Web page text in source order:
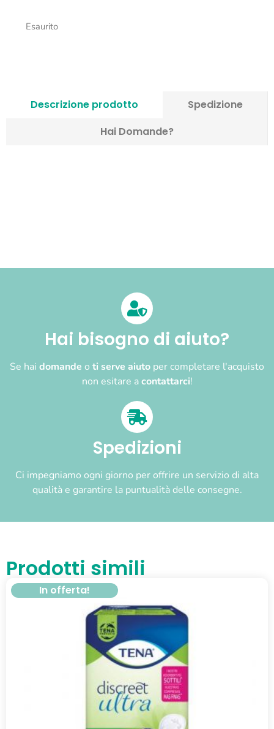
Esaurito
Descrizione prodotto
Spedizione
Hai Domande?
Hai bisogno di aiuto?
Se hai domande o ti serve aiuto per completare l'acquisto
non esitare acontattarci!
Spedizioni
Ci impegniamo ogni giorno per offrire un servizio di alta
qualità e garantire la puntualità delle consegne.
Prodotti simili
In offerta!